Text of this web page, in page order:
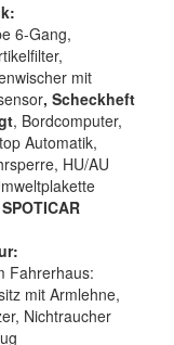
6-Gang,
mit
, Scheckheft
, Bordcomputer,
Automatik,
HU/AU
Fahrerhaus:
mit Armlehne,
Nichtraucher